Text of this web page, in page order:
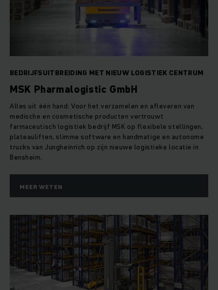
BEDRIJFSUITBREIDING MET NIEUW LOGISTIEK CENTRUM
MSK Pharmalogistic GmbH
Alles uit één hand: Voor het verzamelen en afleveren van
medische en cosmetische producten vertrouwt
farmaceutisch logistiek bedrijf MSK op flexibele stellingen,
plateauliften, slimme software en handmatige en autonome
trucks van Jungheinrich op zijn nieuwe logistieke locatie in
Bensheim.
MEER WETEN